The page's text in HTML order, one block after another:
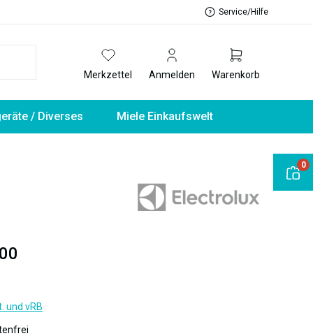
Service/Hilfe
Merkzettel Anmelden Warenkorb
/ Diverses Miele Einkaufswelt
und vRB
0